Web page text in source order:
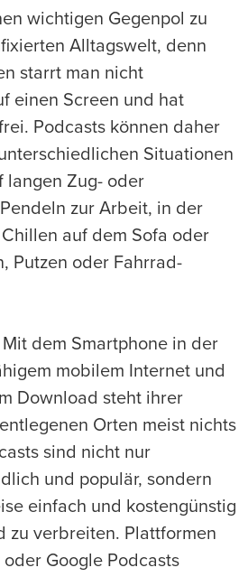
wichtigen Gegenpol zu
Alltagswelt, denn
starrt man nicht
einen Screen und hat
Podcasts können daher
Situationen
langen Zug- oder
zur Arbeit, in der
auf dem Sofa oder
Putzen oder Fahrrad-
dem Smartphone in der
mobilem Internet und
Download steht ihrer
Orten meist nichts
sind nicht nur
und populär, sondern
einfach und kostengünstig
zu verbreiten. Plattformen
Google Podcasts